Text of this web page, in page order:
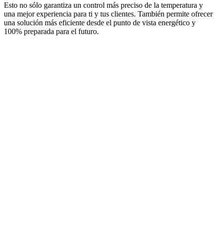
Esto no sólo garantiza un control más preciso de la temperatura y
una mejor experiencia para ti y tus clientes. También permite ofrecer
una solución más eficiente desde el punto de vista energético y
100% preparada para el futuro.